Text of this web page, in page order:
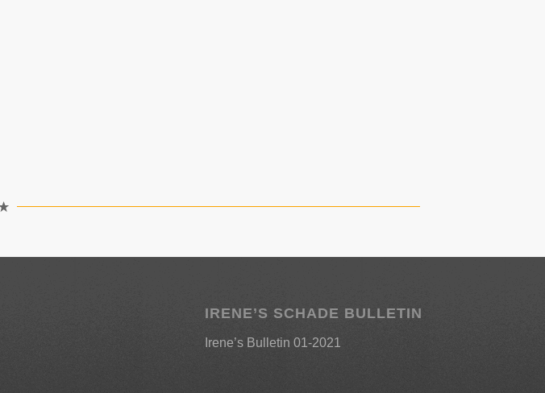
IRENE’S SCHADE BULLETIN
Irene’s Bulletin 01-2021